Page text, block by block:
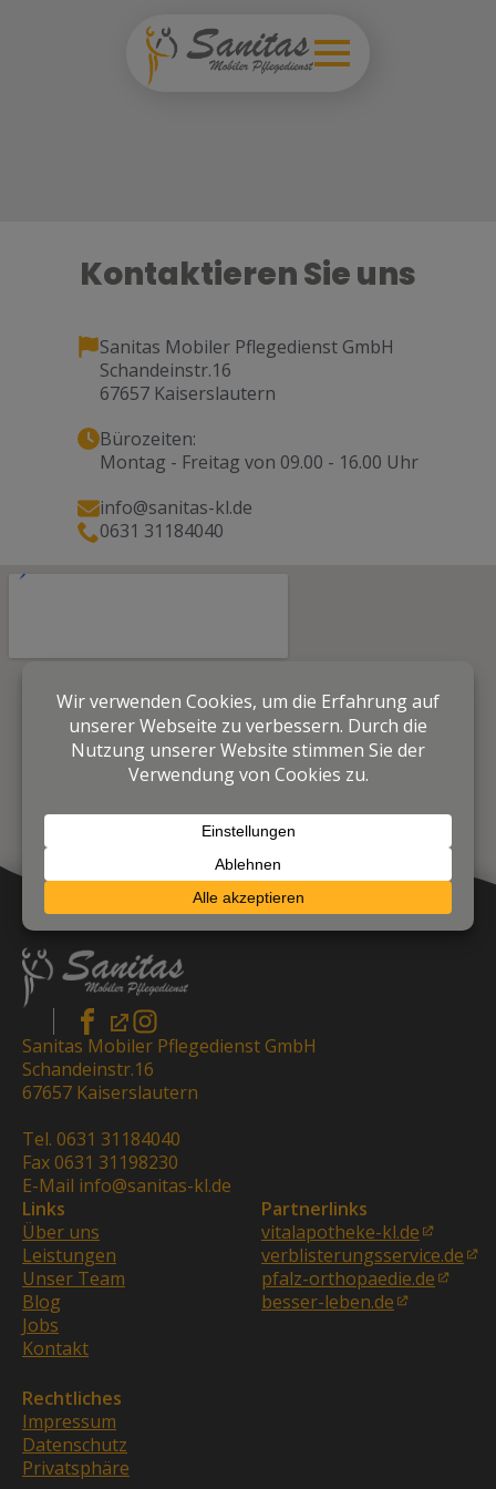
Kontaktieren Sie uns
Sanitas Mobiler Pflegedienst GmbH
Schandeinstr.16
67657 Kaiserslautern
Bürozeiten:
Montag - Freitag von 09.00 - 16.00 Uhr
info@sanitas-kl.de
0631 31184040
Sanitas Mobiler Pflegedienst GmbH
Schandeinstr.16
67657 Kaiserslautern
Tel. 0631 31184040
Fax 0631 31198230
E-Mail info@sanitas-kl.de
Links
Über uns
Leistungen
Unser Team
Blog
Jobs
Kontakt
Partnerlinks
vitalapotheke-kl.de
verblisterungsservice.de
pfalz-orthopaedie.de
besser-leben.de
Rechtliches
Impressum
Datenschutz
Privatsphäre